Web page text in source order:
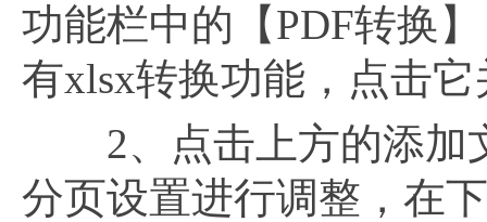
功能栏中的【PDF转换
有xlsx转换功能，点击
2、点击上方的添加
分页设置进行调整，在